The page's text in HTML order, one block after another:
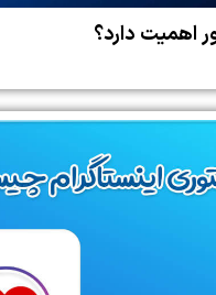
اهمیت دارد؟